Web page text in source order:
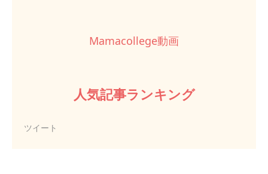
Mamacollege動画
人気記事ランキング
ツイート